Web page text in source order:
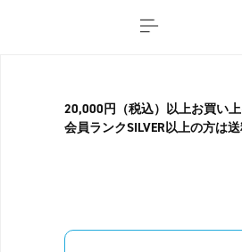
20,000円（税込）以上お買い
会員ランクSILVER以上の方は送